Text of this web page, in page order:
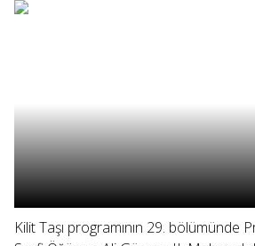
Kilit Taşı programının 29. bölümünde